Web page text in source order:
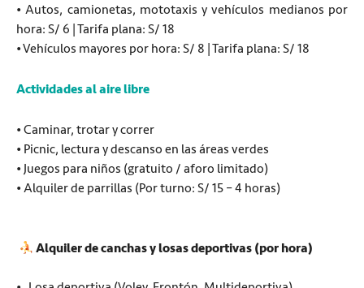
• Autos, camionetas, mototaxis y vehículos medianos por
hora: S/ 6 | Tarifa plana: S/ 18
• Vehículos mayores por hora: S/ 8 | Tarifa plana: S/ 18
Actividades al aire libre
• Caminar, trotar y correr
• Picnic, lectura y descanso en las áreas verdes
• Juegos para niños (gratuito / aforo limitado)
• Alquiler de parrillas (Por turno: S/ 15 – 4 horas)
Alquiler de canchas y losas deportivas (por hora)